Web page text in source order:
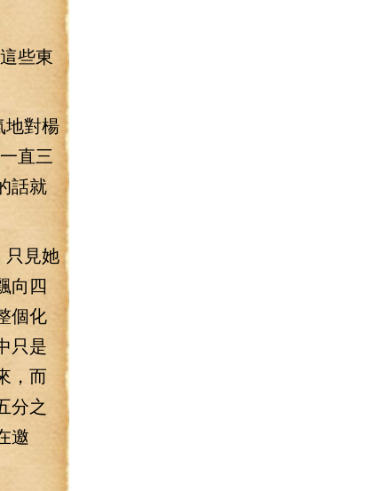
些東
對楊
直三
話就
見她
向四
個化
只是
，而
分之
邀